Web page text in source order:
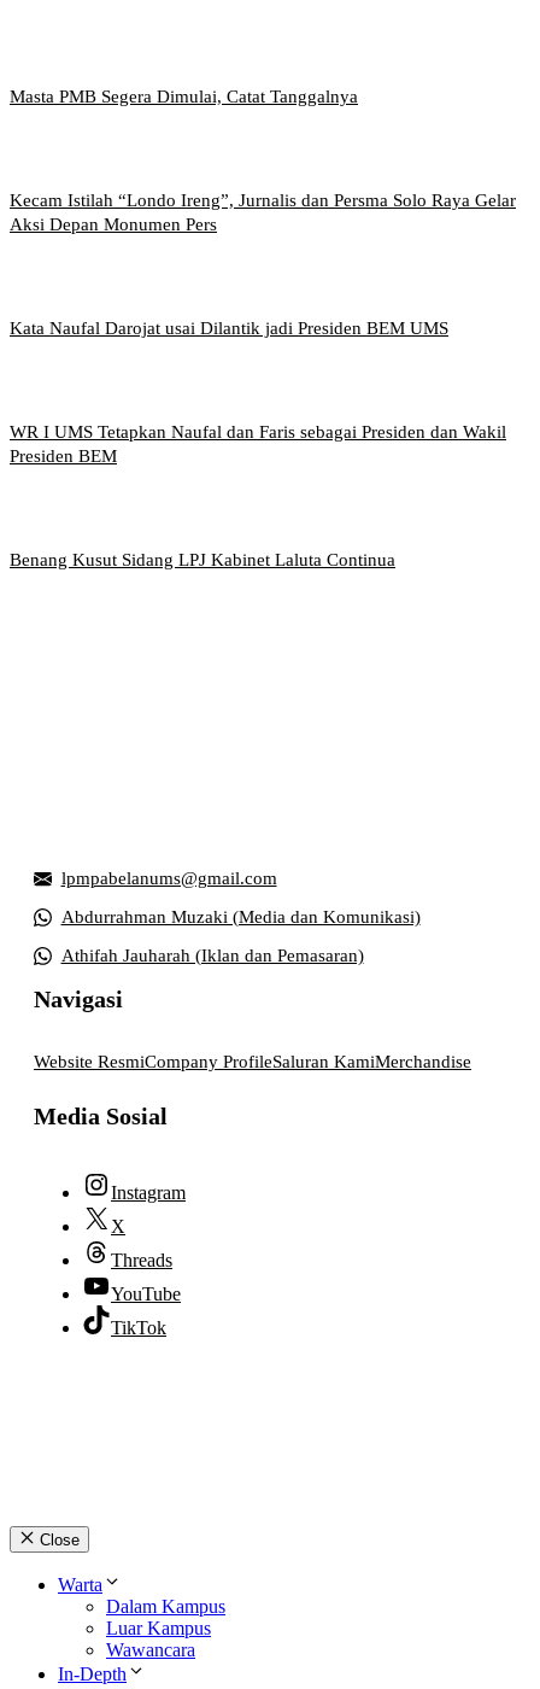
Masta PMB Segera Dimulai, Catat Tanggalnya
Kecam Istilah “Londo Ireng”, Jurnalis dan Persma Solo Raya Gelar
Aksi Depan Monumen Pers
Kata Naufal Darojat usai Dilantik jadi Presiden BEM UMS
WR I UMS Tetapkan Naufal dan Faris sebagai Presiden dan Wakil
Presiden BEM
Benang Kusut Sidang LPJ Kabinet Laluta Continua
lpmpabelanums@gmail.com
Abdurrahman Muzaki (Media dan Komunikasi)
Athifah Jauharah (Iklan dan Pemasaran)
Navigasi
Website ResmiCompany ProfileSaluran KamiMerchandise
Media Sosial
Instagram
X
Threads
YouTube
TikTok
Close
Warta
Dalam Kampus
Luar Kampus
Wawancara
In-Depth